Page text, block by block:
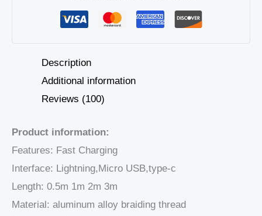
Description
Additional information
Reviews (100)
Product information:
Features: Fast Charging
Interface: Lightning,Micro USB,type-c
Length: 0.5m 1m 2m 3m
Material: aluminum alloy braiding thread